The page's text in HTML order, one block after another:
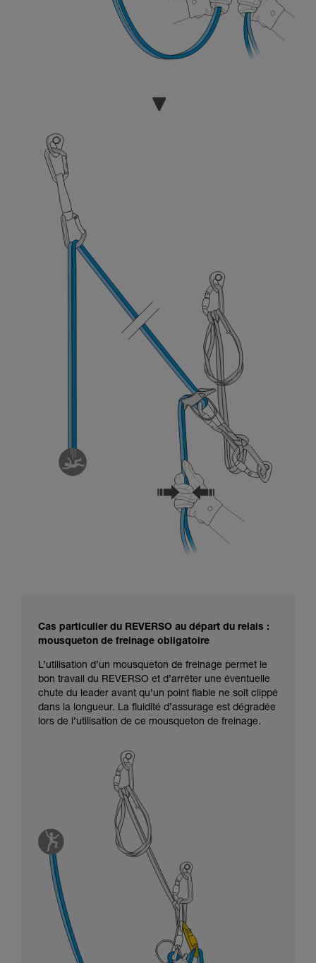
Cas particulier du REVERSO au départ du relais :
mousqueton de freinage obligatoire
L’utilisation d’un mousqueton de freinage permet le
bon travail du REVERSO et d’arrêter une éventuelle
chute du leader avant qu’un point fiable ne soit clippé
dans la longueur. La fluidité d’assurage est dégradée
lors de l’utilisation de ce mousqueton de freinage.